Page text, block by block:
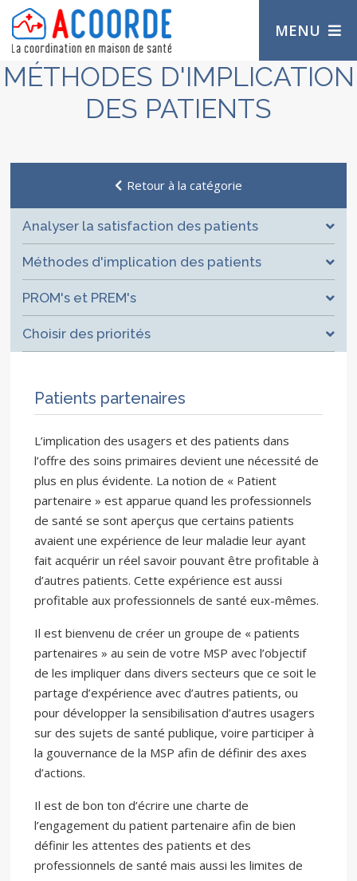
MENU
MÉTHODES D'IMPLICATION
DES PATIENTS
Retour à la catégorie
Analyser la satisfaction des patients
Méthodes d'implication des patients
PROM's et PREM's
Choisir des priorités
Patients partenaires
L’implication des usagers et des patients dans
l’offre des soins primaires devient une nécessité de
plus en plus évidente. La notion de « Patient
partenaire » est apparue quand les professionnels
de santé se sont aperçus que certains patients
avaient une expérience de leur maladie leur ayant
fait acquérir un réel savoir pouvant être profitable à
d’autres patients. Cette expérience est aussi
profitable aux professionnels de santé eux-mêmes.
Il est bienvenu de créer un groupe de « patients
partenaires » au sein de votre MSP avec l’objectif
de les impliquer dans divers secteurs que ce soit le
partage d’expérience avec d’autres patients, ou
pour développer la sensibilisation d’autres usagers
sur des sujets de santé publique, voire participer à
la gouvernance de la MSP afin de définir des axes
d’actions.
Il est de bon ton d’écrire une charte de
l’engagement du patient partenaire afin de bien
définir les attentes des patients et des
professionnels de santé mais aussi les limites de